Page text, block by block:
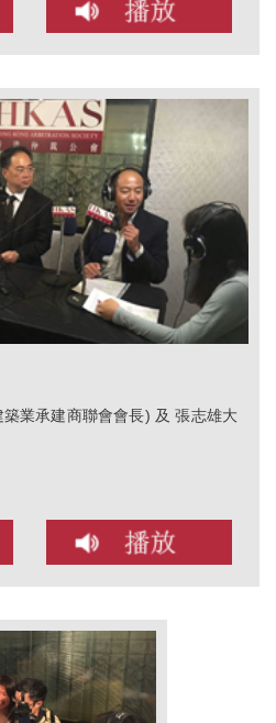
業承建商聯會會長) 及 張志雄大